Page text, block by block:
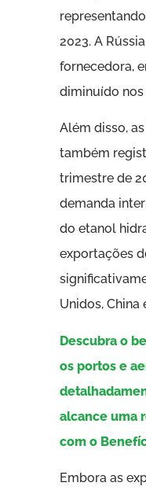
2023. A
fornecedora,
diminuído
Além disso,
também
trimestre de
demanda
do etanol
exportações
Unidos,
Descubra o
os portos e
alcance uma
com o
Embora as